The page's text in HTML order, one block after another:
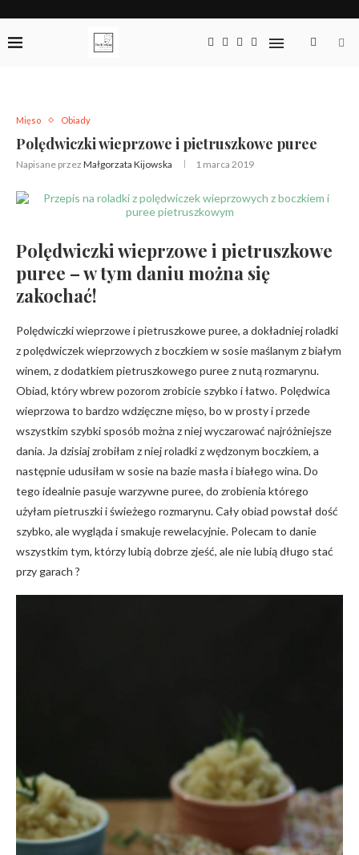
Mięso Obiady
Polędwiczki wieprzowe i pietruszkowe puree
Napisane przez Małgorzata Kijowska 1 marca 2019
Polędwiczki wieprzowe i pietruszkowe
puree – w tym daniu można się
zakochać!
Polędwiczki wieprzowe i pietruszkowe puree, a dokładniej roladki
z polędwiczek wieprzowych z boczkiem w sosie maślanym z białym
winem, z dodatkiem pietruszkowego puree z nutą rozmarynu.
Obiad, który wbrew pozorom zrobicie szybko i łatwo. Polędwica
wieprzowa to bardzo wdzięczne mięso, bo w prosty i przede
wszystkim szybki sposób można z niej wyczarować najróżniejsze
dania. Ja dzisiaj zrobiłam z niej roladki z wędzonym boczkiem, a
następnie udusiłam w sosie na bazie masła i białego wina. Do
tego idealnie pasuje warzywne puree, do zrobienia którego
użyłam pietruszki i świeżego rozmarynu. Cały obiad powstał dość
szybko, ale wygląda i smakuje rewelacyjnie. Polecam to danie
wszystkim tym, którzy lubią dobrze zjeść, ale nie lubią długo stać
przy garach ?